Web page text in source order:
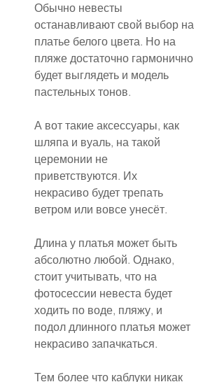
Обычно невесты
останавливают свой выбор на
платье белого цвета. Но на
пляже достаточно гармонично
будет выглядеть и модель
пастельных тонов.
А вот такие аксессуары, как
шляпа и вуаль, на такой
церемонии не
приветствуются. Их
некрасиво будет трепать
ветром или вовсе унесёт.
Длина у платья может быть
абсолютно любой. Однако,
стоит учитывать, что на
фотосессии невеста будет
ходить по воде, пляжу, и
подол длинного платья может
некрасиво запачкаться.
Тем более что каблуки никак